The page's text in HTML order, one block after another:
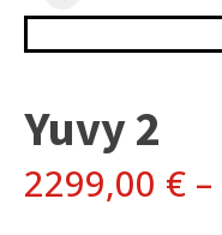
Yuvy 2
2299,00 € –